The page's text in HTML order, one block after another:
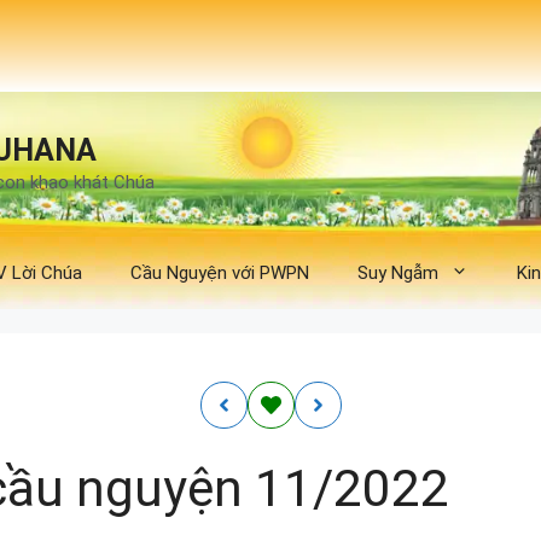
khao khát Chúa
Lời Chúa Cầu Nguyện với PWPN Suy Ngẫm
nguyện 11/2022